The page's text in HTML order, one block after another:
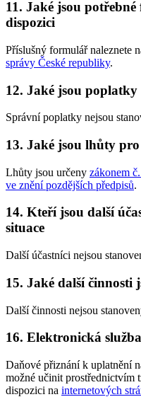
11. Jaké jsou
dispozici
Příslušný formulář naleznete
správy České republiky.
12. Jaké jsou
Správní poplatky nejsou
13. Jaké jsou lhůty
Lhůty jsou určeny zákonem
ve znění pozdějších předpisů.
14. Kteří jsou další
situace
Další účastníci nejsou
15. Jaké další činnosti
Další činnosti nejsou
16. Elektronická
Daňové přiznání k uplatnění
možné učinit prostřednictvím
dispozici na internetových